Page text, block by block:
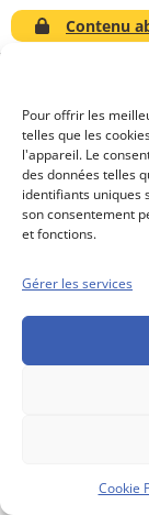
Pour offrir les
telles que les
l'appareil. Le
des données telles
identifiants uniques
son consentement
et fonctions.
Gérer les services
Cookie
Contenu
Conseils